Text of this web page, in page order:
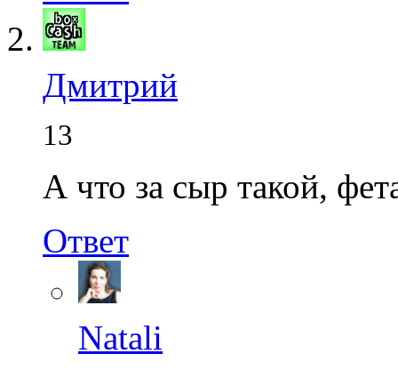
Дмитрий
13
А что за сыр такой,
Ответ
Natali